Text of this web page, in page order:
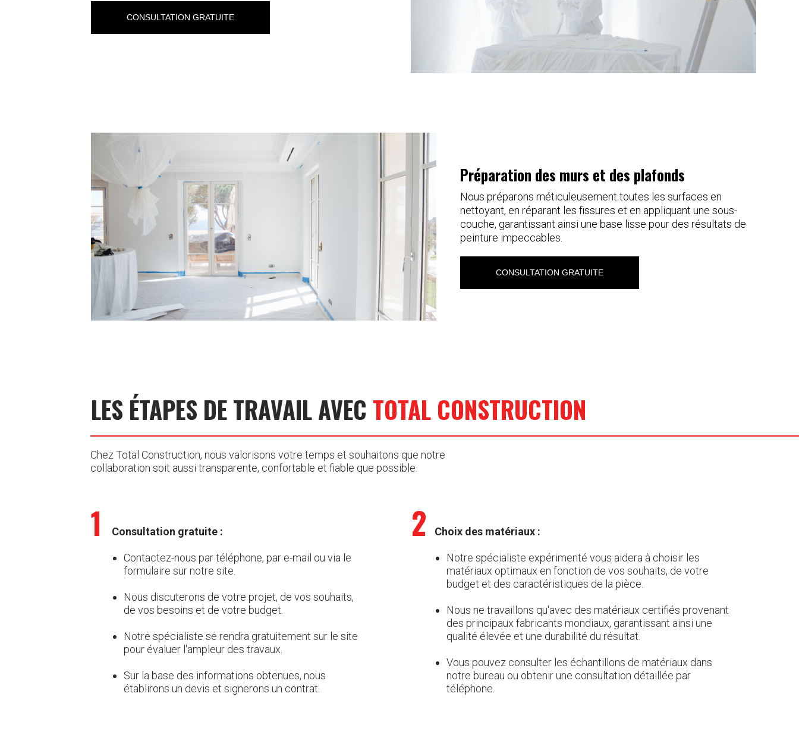
Préparation des murs et des plafonds
CONSULTATION GRATUITE
Nous préparons méticuleusement toutes les surfaces en
nettoyant, en réparant les fissures et en appliquant une sous-
couche, garantissant ainsi une base lisse pour des résultats de
peinture impeccables.
CONSULTATION GRATUITE
LES ÉTAPES DE TRAVAIL AVEC TOTAL CONSTRUCTION
Consultation gratuite :
Contactez-nous par téléphone, par e-mail ou via le
formulaire sur notre site.
Nous discuterons de votre projet, de vos souhaits,
de vos besoins et de votre budget.
Notre spécialiste se rendra gratuitement sur le site
pour évaluer l'ampleur des travaux.
Sur la base des informations obtenues, nous
établirons un devis et signerons un contrat.
1 Choix des matériaux :
Notre spécialiste expérimenté vous aidera à choisir les
matériaux optimaux en fonction de vos souhaits, de votre
budget et des caractéristiques de la pièce.
Nous ne travaillons qu'avec des matériaux certifiés provenant
des principaux fabricants mondiaux, garantissant ainsi une
qualité élevée et une durabilité du résultat.
Vous pouvez consulter les échantillons de matériaux dans
notre bureau ou obtenir une consultation détaillée par
téléphone.
2
Chez Total Construction, nous valorisons votre temps et souhaitons que notre
collaboration soit aussi transparente, confortable et fiable que possible.